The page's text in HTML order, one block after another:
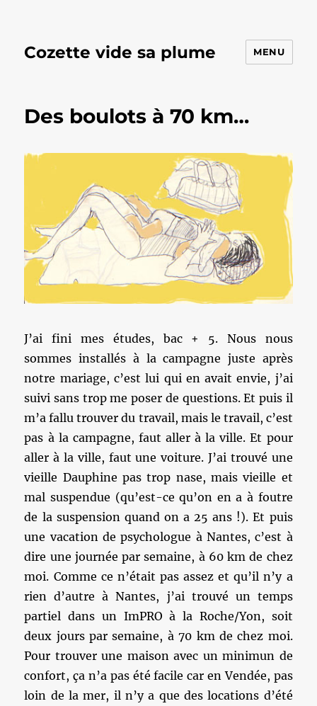
Cozette vide sa plume MENU
Des boulots à 70 km…
J’ai fini mes études, bac + 5. Nous nous
sommes installés à la campagne juste après
notre mariage, c’est lui qui en avait envie, j’ai
suivi sans trop me poser de questions. Et puis il
m’a fallu trouver du travail, mais le travail, c’est
pas à la campagne, faut aller à la ville. Et pour
aller à la ville, faut une voiture. J’ai trouvé une
vieille Dauphine pas trop nase, mais vieille et
mal suspendue (qu’est-ce qu’on en a à foutre
de la suspension quand on a 25 ans !). Et puis
une vacation de psychologue à Nantes, c’est à
dire une journée par semaine, à 60 km de chez
moi. Comme ce n’était pas assez et qu’il n’y a
rien d’autre à Nantes, j’ai trouvé un temps
partiel dans un ImPRO à la Roche/Yon, soit
deux jours par semaine, à 70 km de chez moi.
Pour trouver une maison avec un minimun de
confort, ça n’a pas été facile car en Vendée, pas
loin de la mer, il n’y a que des locations d’été